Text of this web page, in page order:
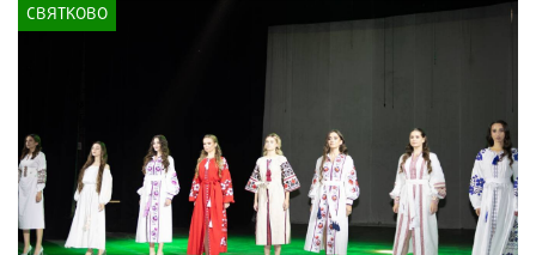
СВЯТКОВО